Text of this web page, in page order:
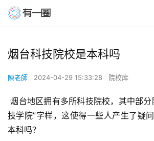
烟台科技院校是本科吗
陳老師 2024-04-29 15:33:28 院校库
烟台地区拥有多所科技院校，其中部分院校名称中带有“科
技学院”字样，这使得一些人产生了疑
本科吗？